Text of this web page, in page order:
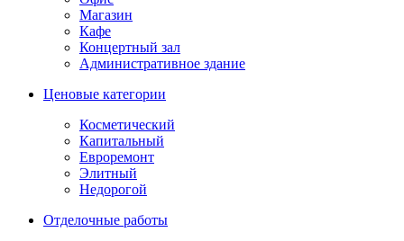
Магазин
Кафе
Концертный зал
Административное здание
Ценовые категории
Косметический
Капитальный
Евроремонт
Элитный
Недорогой
Отделочные работы